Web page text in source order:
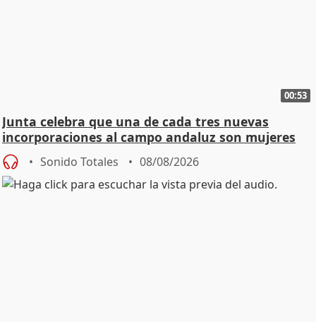
00:53
Junta celebra que una de cada tres nuevas
incorporaciones al campo andaluz son mujeres
jóvenes
Sonido Totales 08/08/2026